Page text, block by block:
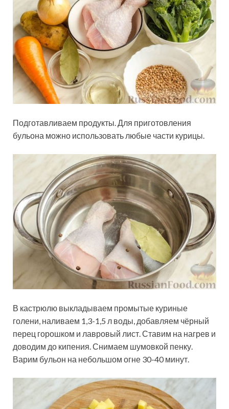
Подготавливаем продукты. Для приготовления
бульона можно использовать любые части курицы.
В кастрюлю выкладываем промытые куриные
голени, наливаем 1,3-1,5 л воды, добавляем чёрный
перец горошком и лавровый лист. Ставим на нагрев и
доводим до кипения. Снимаем шумовкой пенку.
Варим бульон на небольшом огне 30-40 минут.